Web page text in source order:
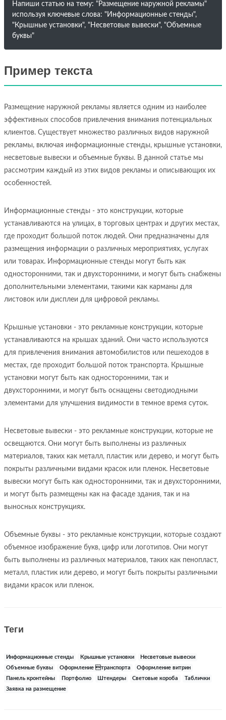
Напиши статью на тему: "Размещение наружной рекламы"
используя ключевые слова: "Информационные стенды",
"Крышные установки", "Несветовые вывески", "Объемные
буквы"
Пример текста
Размещение наружной рекламы является одним из наиболее
эффективных способов привлечения внимания потенциальных
клиентов. Существует множество различных видов наружной
рекламы, включая информационные стенды, крышные установки,
несветовые вывески и объемные буквы. В данной статье мы
рассмотрим каждый из этих видов рекламы и описывающих их
особенностей.
Информационные стенды - это конструкции, которые
устанавливаются на улицах, в торговых центрах и других местах,
где проходит большой поток людей. Они предназначены для
размещения информации о различных мероприятиях, услугах
или товарах. Информационные стенды могут быть как
односторонними, так и двухсторонними, и могут быть снабжены
дополнительными элементами, такими как карманы для
листовок или дисплеи для цифровой рекламы.
Крышные установки - это рекламные конструкции, которые
устанавливаются на крышах зданий. Они часто используются
для привлечения внимания автомобилистов или пешеходов в
местах, где проходит большой поток транспорта. Крышные
установки могут быть как односторонними, так и
двухсторонними, и могут быть оснащены светодиодными
элементами для улучшения видимости в темное время суток.
Несветовые вывески - это рекламные конструкции, которые не
освещаются. Они могут быть выполнены из различных
материалов, таких как металл, пластик или дерево, и могут быть
покрыты различными видами красок или пленок. Несветовые
вывески могут быть как односторонними, так и двухсторонними,
и могут быть размещены как на фасаде здания, так и на
выносных конструкциях.
Объемные буквы - это рекламные конструкции, которые создают
объемное изображение букв, цифр или логотипов. Они могут
быть выполнены из различных материалов, таких как пенопласт,
металл, пластик или дерево, и могут быть покрыты различными
видами красок или пленок.
Теги
Информационные стенды Крышные установки Несветовые вывески
Объемные буквы Оформление транспорта Оформление витрин
Панель кронтейны Портфолио Штендеры Световые короба Таблички
Заявка на размещение